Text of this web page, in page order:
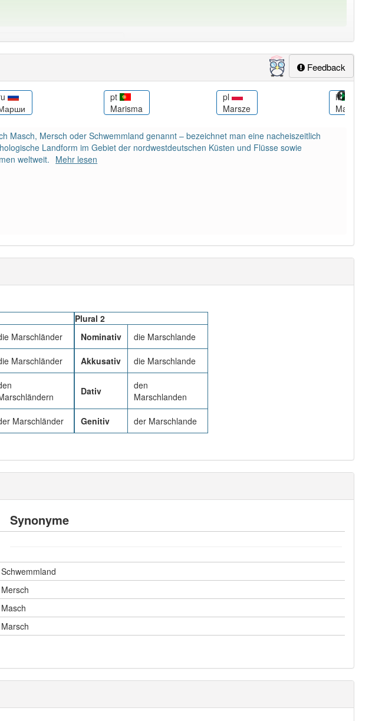
10
aber mit einem anderen Artikel das: 0
Feedback
pt
Marisma
pl
Marsze
it
Masch, Mersch oder Schwemmland genannt – bezeichnet man eine nacheiszeitlich
Landform im Gebiet der nordwestdeutschen Küsten und Flüsse sowie
weltweit.
Mehr lesen
Marschländer
Marschländer
Marschländer
Plural 2
Nominativ
die Marschlande
Akkusativ die Marschlande
Dativ
den
Marschlanden
Genitiv der Marschlande
Synonyme
Schwemmland
Mersch
Masch
Marsch